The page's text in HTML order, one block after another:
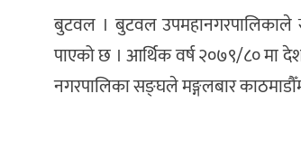
बुटवल । बुटवल उपमहानगरपालिकाले
पाएको छ । आर्थिक वर्ष २०७९/८० मा
नगरपालिका सङ्घले मङ्गलबार